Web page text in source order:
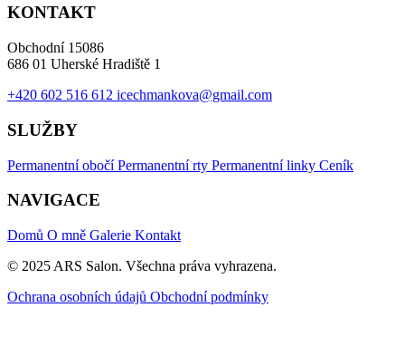
KONTAKT
Obchodní 15086
686 01 Uherské Hradiště 1
+420 602 516 612 icechmankova@gmail.com
SLUŽBY
Permanentní obočíPermanentní rty Permanentní linky Ceník
NAVIGACE
Domů O mně Galerie Kontakt
© 2025 ARS Salon. Všechna práva vyhrazena.
Ochrana osobních údajů Obchodní podmínky